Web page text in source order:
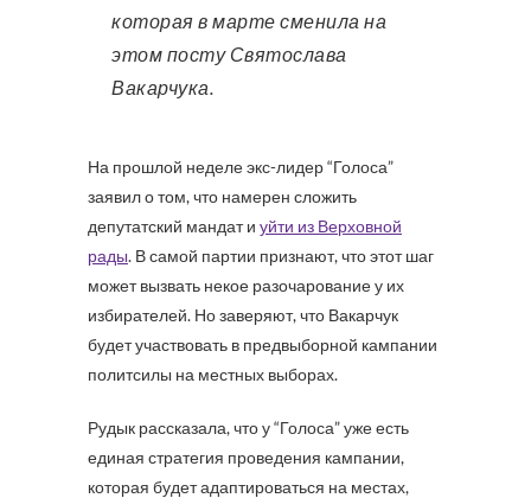
которая в марте сменила на
этом посту Святослава
Вакарчука.
На прошлой неделе экс-лидер “Голоса”
заявил о том, что намерен сложить
депутатский мандат и уйти из Верховной
рады. В самой партии признают, что этот шаг
может вызвать некое разочарование у их
избирателей. Но заверяют, что Вакарчук
будет участвовать в предвыборной кампании
политсилы на местных выборах.
Рудык рассказала, что у “Голоса” уже есть
единая стратегия проведения кампании,
которая будет адаптироваться на местах,